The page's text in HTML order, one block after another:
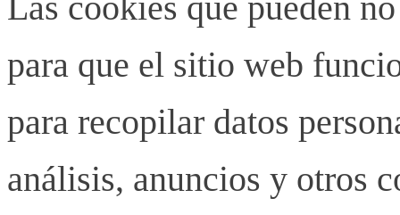
para que el sitio web
para recopilar datos
análisis, anuncios y otros